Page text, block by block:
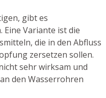
gibt es
Variante ist die
die in den Abfluss
zersetzen sollen.
sehr wirksam und
den Wasserrohren